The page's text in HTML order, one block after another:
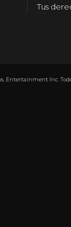
Entertainment Inc.
Tus